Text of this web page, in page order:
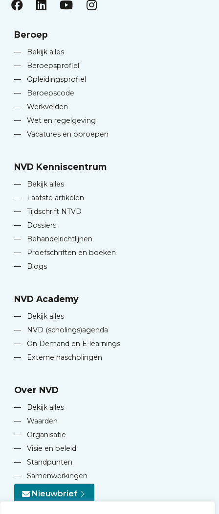
Beroep
—
Bekijk alles
—
Beroepsprofiel
—
Opleidingsprofiel
—
Beroepscode
—
Werkvelden
—
Wet en regelgeving
—
Vacatures en oproepen
NVD Kenniscentrum
—
Bekijk alles
—
Laatste artikelen
—
Tijdschrift NTVD
—
Dossiers
—
Behandelrichtlijnen
—
Proefschriften en boeken
—
Blogs
NVD Academy
—
Bekijk alles
—
NVD (scholings)agenda
—
On Demand en E-learnings
—
Externe nascholingen
Over NVD
—
Bekijk alles
—
Waarden
—
Organisatie
—
Visie en beleid
—
Standpunten
—
Samenwerkingen
Nieuwbrief